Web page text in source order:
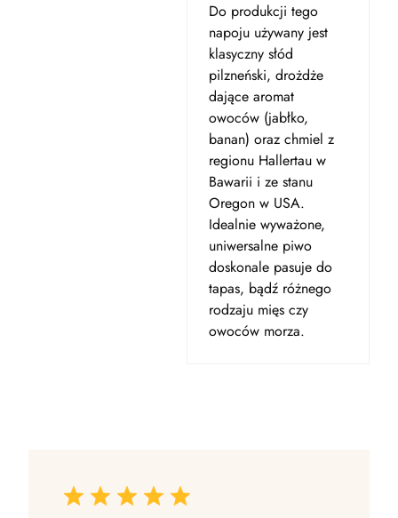
Do produkcji tego
napoju używany jest
klasyczny słód
pilzneński, drożdże
dające aromat
owoców (jabłko,
banan) oraz chmiel z
regionu Hallertau w
Bawarii i ze stanu
Oregon w USA.
Idealnie wyważone,
uniwersalne piwo
doskonale pasuje do
tapas, bądź różnego
rodzaju mięs czy
owoców morza.